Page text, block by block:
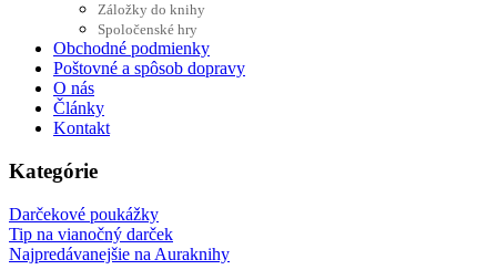
Záložky do knihy
Spoločenské hry
Obchodné podmienky
Poštovné a spôsob dopravy
O nás
Články
Kontakt
Kategórie
Darčekové poukážky
Tip na vianočný darček
Najpredávanejšie na Auraknihy